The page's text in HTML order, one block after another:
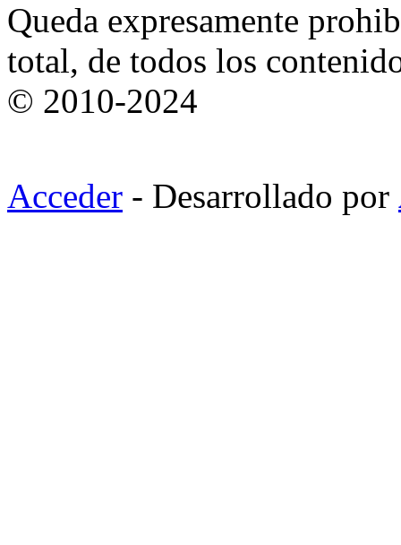
Queda expresamente
total, de todos los
© 2010-2024
Acceder - Desarrollado por